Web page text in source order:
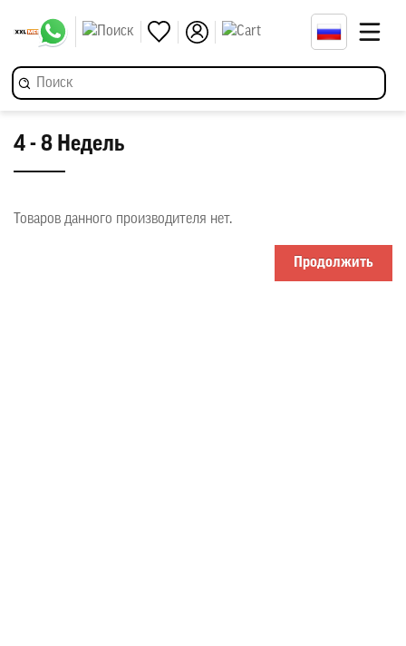
4 - 8 Недель
Товаров данного производителя нет.
Продолжить